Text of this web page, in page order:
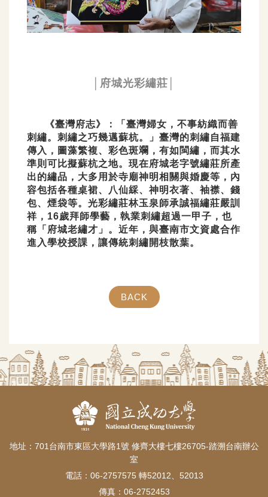
│府城光彩繡莊│
《臺灣府志》：「臺灣婦女，不事紡織而善
刺繡。刺繡之巧幾邁蘇杭。」臺灣的刺繡自福建
傳入，圖藻繁複、彩色斑斕，有如閩繡，而其水
準則可比擬蘇杭之地。現在府城老字號繡莊所產
出的繡品，大多用於寺廟神明相關與婚慶等，內
容包括各種桌裙、八仙綵、神明衣著、袖襟、錢
包、煙袋等。光彩繡莊林玉泉師承誠福繡莊嚴訓
祥，16歲拜師學藝，執業刺繡超過一甲子，也
稱「府城老繡才」。近年，與臺南市文資處合作
進入學校授課，讓傳統刺繡開枝散葉。
BACK
地址：701台南市東區大學路1號 修齊大樓七樓26705-踏溯台南辦公
室
電話：06-2757575 轉52012、52013
傳真：06-2752453